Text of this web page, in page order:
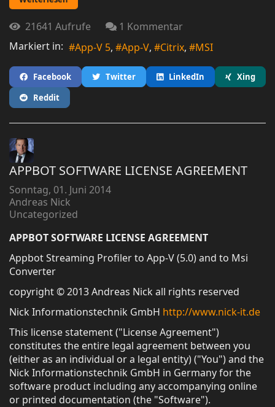
21641 Aufrufe
1 Kommentar
Markiert in:
App-V 5 App-V Citrix MSI
Facebook Twitter LinkedIn
Xing
Reddit
APPBOT SOFTWARE LICENSE AGREEMENT
Sonntag, 01. Juni 2014
Andreas Nick
Uncategorized
APPBOT SOFTWARE LICENSE AGREEMENT
Appbot Streaming Profiler to App-V (5.0) and to Msi
Converter
copyright © 2013 Andreas Nick all rights reserved
Nick Informationstechnik GmbH http://www.nick-it.de
This license statement ("License Agreement")
constitutes the entire legal agreement between you
(either as an individual or a legal entity) ("You") and the
Nick Informationstechnik GmbH in Germany for the
software product including any accompanying online
or printed documentation (the "Software").